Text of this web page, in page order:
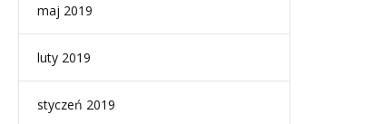
maj 2019
luty 2019
styczeń 2019